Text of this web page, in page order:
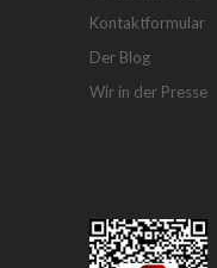
Kontaktformular
Der Blog
Wir in der Presse